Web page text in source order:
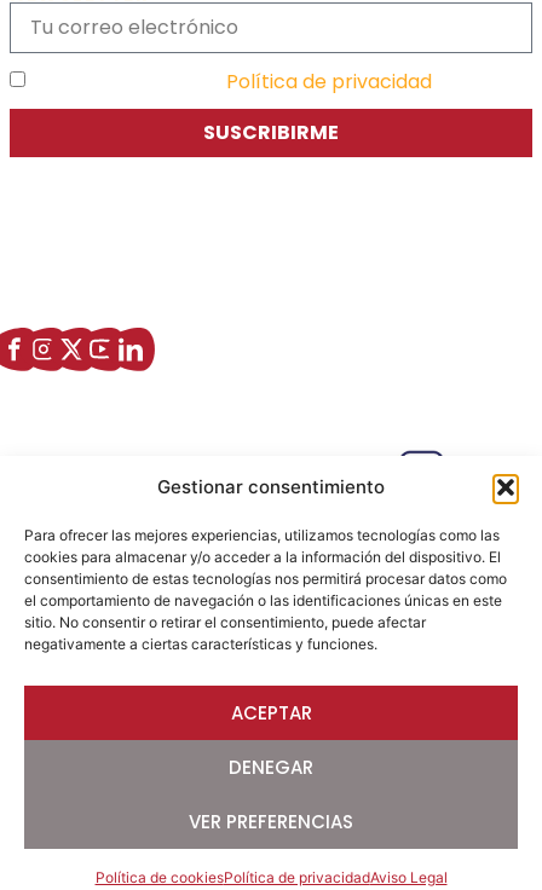
Gestionar consentimiento
Para ofrecer las mejores experiencias, utilizamos tecnologías como las
cookies para almacenar y/o acceder a la información del dispositivo. El
consentimiento de estas tecnologías nos permitirá procesar datos como
el comportamiento de navegación o las identificaciones únicas en este
sitio. No consentir o retirar el consentimiento, puede afectar
negativamente a ciertas características y funciones.
ACEPTAR
DENEGAR
VER PREFERENCIAS
Política de cookiesPolítica de privacidadAviso Legal
Política de privacidad
SUSCRIBIRME
Hiberus Ecosystem Lab 50009 –
633 26 72 64
info@ajezaragoza.com
Aviso legal|Política de privacidad|Política de cookies
© 2026 AJE Zaragoza.
Desarrollado por